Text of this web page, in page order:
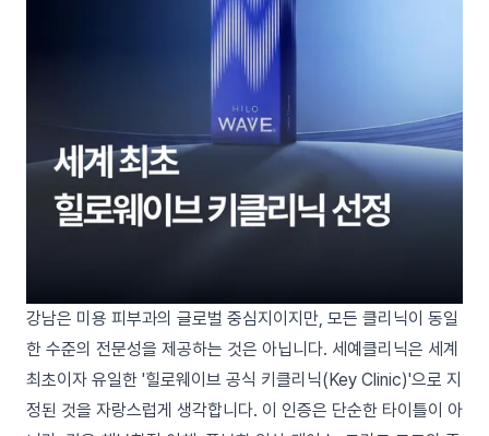
강남은 미용 피부과의 글로벌 중심지이지만, 모든 클리닉이 동일
한 수준의 전문성을 제공하는 것은 아닙니다. 세예클리닉은 세계
최초이자 유일한 '힐로웨이브 공식 키클리닉(Key Clinic)'으로 지
정된 것을 자랑스럽게 생각합니다. 이 인증은 단순한 타이틀이 아